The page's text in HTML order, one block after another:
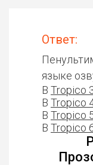
Ответ:
языке
В Tropico
В Tropico
В Tropico
В Tropico